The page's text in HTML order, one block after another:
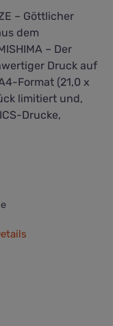
– Göttlicher
dem
– Der
Druck auf
Format (21,0 x
limitiert und,
Drucke,